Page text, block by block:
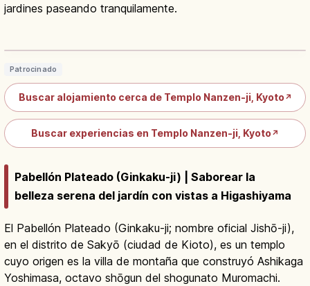
jardines paseando tranquilamente.
Templo Nanzen-ji en Kioto:
Patrocinado
Buscar alojamiento cerca de Templo Nanzen-ji, Kyoto ↗
Buscar experiencias en Templo Nanzen-ji, Kyoto ↗
Pabellón Plateado (Ginkaku-ji) | Saborear la
belleza serena del jardín con vistas a Higashiyama
El Pabellón Plateado (Ginkaku-ji; nombre oficial Jishō-ji),
en el distrito de Sakyō (ciudad de Kioto), es un templo
cuyo origen es la villa de montaña que construyó Ashikaga
Yoshimasa, octavo shōgun del shogunato Muromachi.